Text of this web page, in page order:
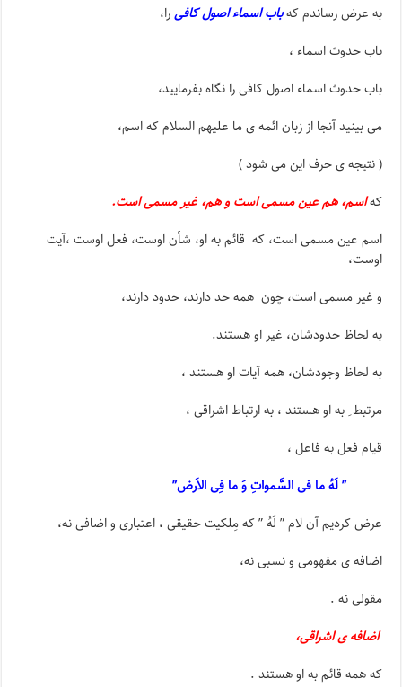
به عرض رساندم کهباب اسماء اصول کافیرا،
باب حدوث اسماء ،
باب حدوث اسماء اصول کافی را نگاه بفرمایید،
می بینید آنجا از زبان ائمه ی ما علیهم السلام که اسم،
( نتیجه ی حرف این می شود )
کهاسم، هم عین مسمی است و هم، غیر مسمی است.
اسم عین مسمی است، که قائم به او، شأن اوست، فعل اوست ،آیت
اوست،
و غیر مسمی است، چون همه حد دارند، حدود دارند،
به لحاظ حدودشان، غیر او هستند.
به لحاظ وجودشان، همه آیات او هستند ،
مرتبط ِ به او هستند ، به ارتباط اشراقی ،
قیام فعل به فاعل ،
” لَهُ ما فی السَّمواتِ وَ ما فِی الاَرض”
عرض کردیم آن لام ” لَهُ ” که مِلکیت حقیقی ، اعتباری و اضافی نه،
اضافه ی مفهومی و نسبی نه،
مقولی نه .
اضافه ی اشراقی،
که همه قائم به او هستند .